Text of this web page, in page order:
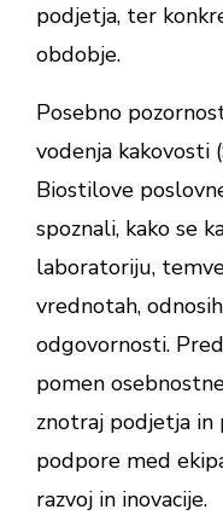
podjetja, ter
obdobje.
Posebno
vodenja kakovosti
Biostilove
spoznali, kako se
laboratoriju,
vrednotah,
odgovornosti.
pomen
znotraj podjetja in
podpore med
razvoj in inovacije.